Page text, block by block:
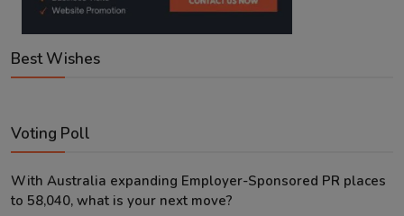
Best Wishes
Voting Poll
With Australia expanding Employer-Sponsored PR places
to 58,040, what is your next move?